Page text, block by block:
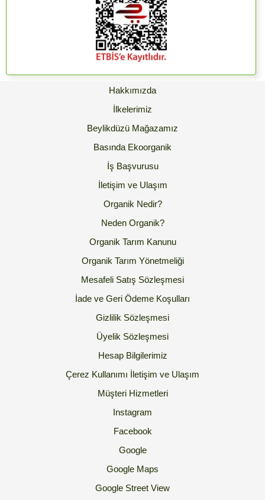
Hakkımızda
İlkelerimiz
Beylikdüzü Mağazamız
Basında Ekoorganik
İş Başvurusu
İletişim ve Ulaşım
Organik Nedir?
Neden Organik?
Organik Tarım Kanunu
Organik Tarım Yönetmeliği
Mesafeli Satış Sözleşmesi
İade ve Geri Ödeme Koşulları
Gizlilik Sözleşmesi
Üyelik Sözleşmesi
Hesap Bilgilerimiz
Çerez Kullanımı İletişim ve Ulaşım
Müşteri Hizmetleri
Instagram
Facebook
Google
Google Maps
Google Street View